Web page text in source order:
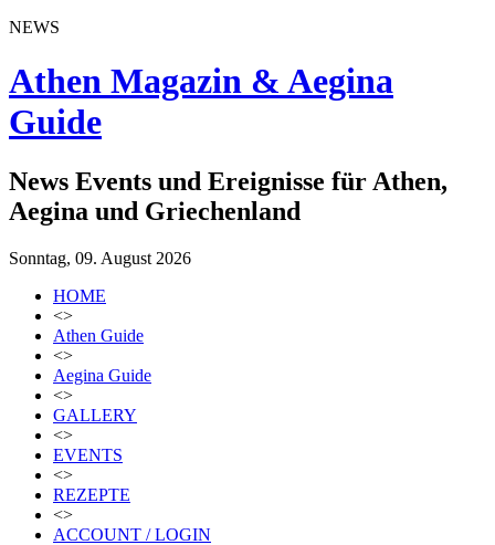
NEWS
Athen Magazin & Aegina
Guide
News Events und Ereignisse für Athen,
Aegina und Griechenland
Sonntag, 09. August 2026
HOME
<>
Athen Guide
<>
Aegina Guide
<>
GALLERY
<>
EVENTS
<>
REZEPTE
<>
ACCOUNT / LOGIN